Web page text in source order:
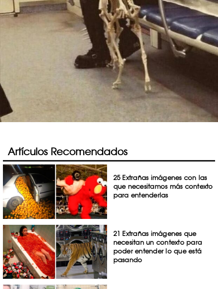
Artículos Recomendados
25 Extrañas imágenes con las
que necesitamos más contexto
para entenderlas
21 Extrañas imágenes que
necesitan un contexto para
poder entender lo que está
pasando